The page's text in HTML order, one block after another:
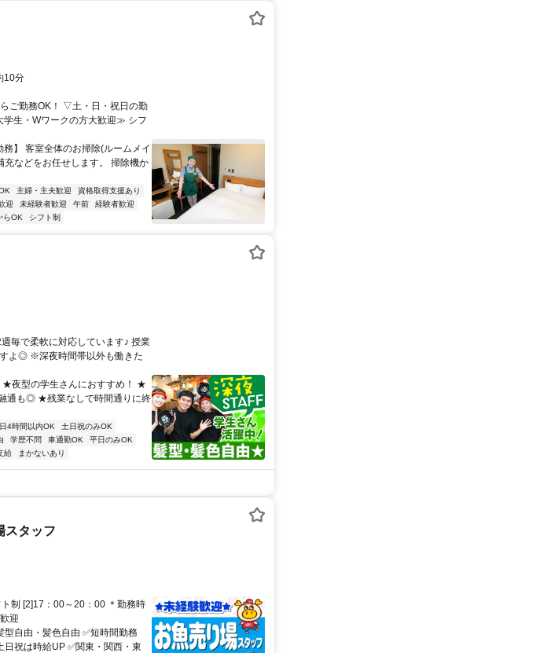
10分
ご勤務OK！ ▽土・日・祝日の勤
生・Wワークの方大歓迎≫ シフ
】 客室全体のお掃除(ルームメイ
などをお任せします。 掃除機か
主婦・主夫歓迎
資格取得支援あり
迎 未経験者歓迎 午前
経験者歓迎
らOK シフト制
毎で柔軟に対応しています♪ 授業
よ◎ ※深夜時間帯以外も働きた
夜型の学生さんにおすすめ！ ★
通も◎ ★残業なしで時間通りに終
4時間以内OK
土日祝のみOK
学歴不問 車通勤OK
平日のみOK
給 まかないあり
スタッフ
制 [2]17：00～20：00 ＊勤務時
迎
自由・髪色自由 ✅️短時間勤務
日祝は時給UP ✅️関東・関西・東